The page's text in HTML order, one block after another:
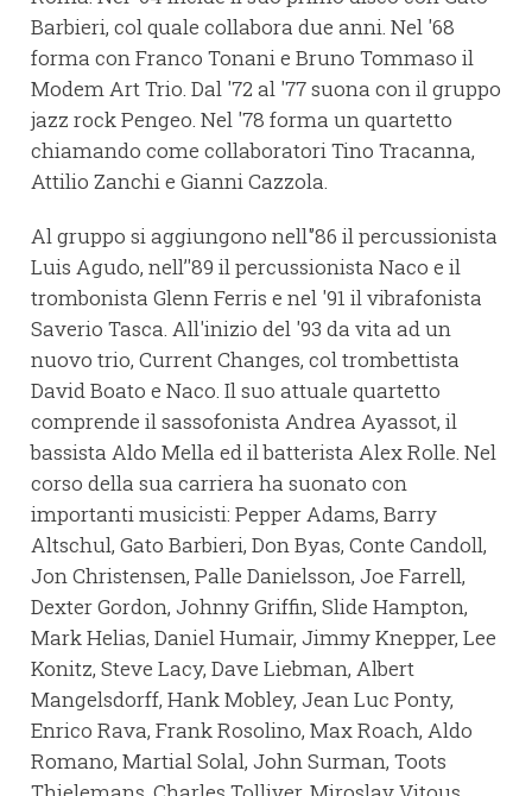
Barbieri, col quale collabora due anni. Nel '68
forma con Franco Tonani e Bruno Tommaso il
Modem Art Trio. Dal '72 al '77 suona con il gruppo
jazz rock Pengeo. Nel '78 forma un quartetto
chiamando come collaboratori Tino Tracanna,
Attilio Zanchi e Gianni Cazzola.
Al gruppo si aggiungono nell'’86 il percussionista
Luis Agudo, nell’'89 il percussionista Naco e il
trombonista Glenn Ferris e nel '91 il vibrafonista
Saverio Tasca. All'inizio del '93 da vita ad un
nuovo trio, Current Changes, col trombettista
David Boato e Naco. Il suo attuale quartetto
comprende il sassofonista Andrea Ayassot, il
bassista Aldo Mella ed il batterista Alex Rolle. Nel
corso della sua carriera ha suonato con
importanti musicisti: Pepper Adams, Barry
Altschul, Gato Barbieri, Don Byas, Conte Candoll,
Jon Christensen, Palle Danielsson, Joe Farrell,
Dexter Gordon, Johnny Griffin, Slide Hampton,
Mark Helias, Daniel Humair, Jimmy Knepper, Lee
Konitz, Steve Lacy, Dave Liebman, Albert
Mangelsdorff, Hank Mobley, Jean Luc Ponty,
Enrico Rava, Frank Rosolino, Max Roach, Aldo
Romano, Martial Solal, John Surman, Toots